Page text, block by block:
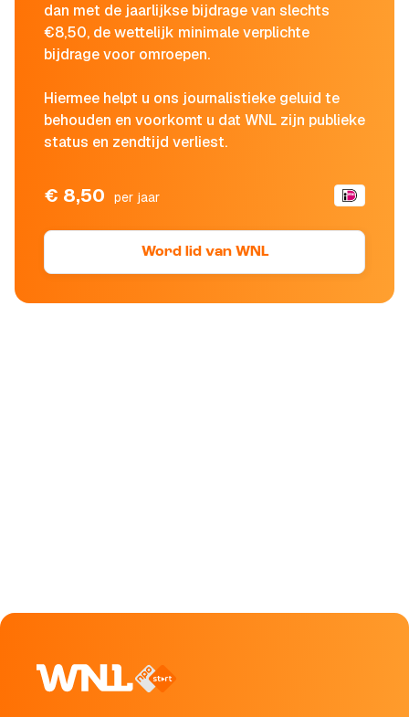
dan met de jaarlijkse bijdrage van slechts
€8,50, de wettelijk minimale verplichte
bijdrage voor omroepen.
Hiermee helpt u ons journalistieke geluid te
behouden en voorkomt u dat WNL zijn publieke
status en zendtijd verliest.
€ 8,50 per jaar
Word lid van WNL